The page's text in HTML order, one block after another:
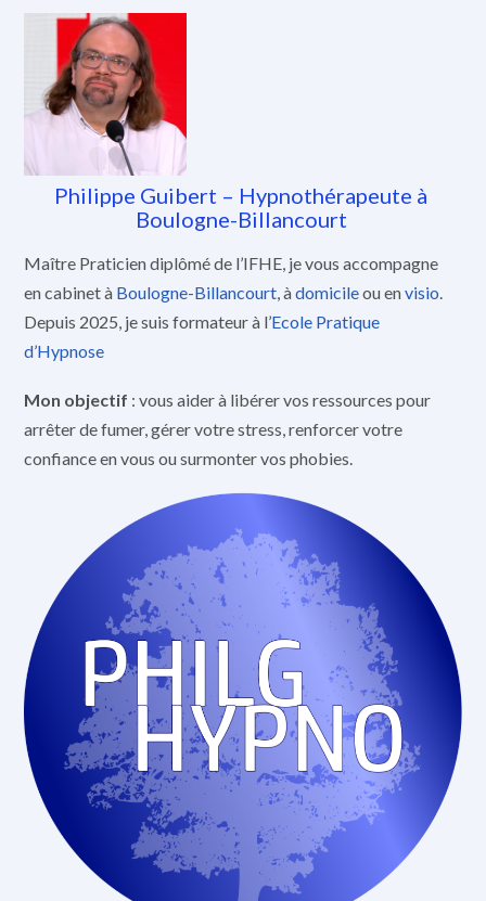
Philippe Guibert – Hypnothérapeute à
Boulogne-Billancourt
Maître Praticien diplômé de l’IFHE, je vous accompagne
en cabinet à Boulogne-Billancourt, àdomicileou envisio.
Depuis 2025, je suis formateur à l’Ecole Pratique
d’Hypnose
Mon objectif : vous aider à libérer vos ressources pour
arrêter de fumer, gérer votre stress, renforcer votre
confiance en vous ou surmonter vos phobies.